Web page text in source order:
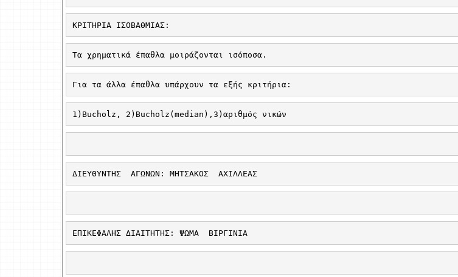
ΚΡΙΤΗΡΙΑ ΙΣΟΒΑΘΜΙΑΣ:
Τα χρηματικά έπαθλα μοιράζονται ισόποσα.
Για τα άλλα έπαθλα υπάρχουν τα εξής κριτήρια:
1) Bucholz , 2) Bucholz (median ),3)αριθμός νικών
ΔΙΕΥΘΥΝΤΗΣ ΑΓΩΝΩΝ: ΜΗΤΣΑΚΟΣ ΑΧΙΛΛΕΑΣ
ΕΠΙΚΕΦΑΛΗΣ ΔΙΑΙΤΗΤΗΣ: ΨΩΜΑ ΒΙΡΓΙΝΙΑ